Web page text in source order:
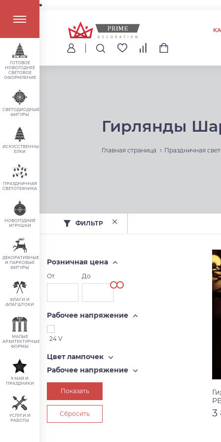
ГОТОВОЕ
НОВОГОДНЕЕ
СВЕТОВОЕ
ОФОРМЛЕНИЕ
СВЕТОДИОДНЫЕ
ФИГУРЫ
ИСКУССТВЕННЫЕ
ЕЛКИ
ПРАЗДНИЧНАЯ
СВЕТОТЕХНИКА
НОВОГОДНИЕ
ИГРУШКИ
ДЕКОРАТИВНЫЕ
И ПАРКОВЫЕ
ФИГУРЫ
ФЛАГИ И
ФЛАГШТОКИ
МАЛЫЕ
АРХИТЕКТУРНЫЕ
ФОРМЫ
9 МАЯ И
ПРАЗДНИКИ
УСЛУГИ И
РАБОТЫ
Гирлянды
Главная страница Праздничная
ФИЛЬТР
Розничная цена
От До
Рабочее напряжение
24 V
Цвет лампочек
Рабочее напряжение
3